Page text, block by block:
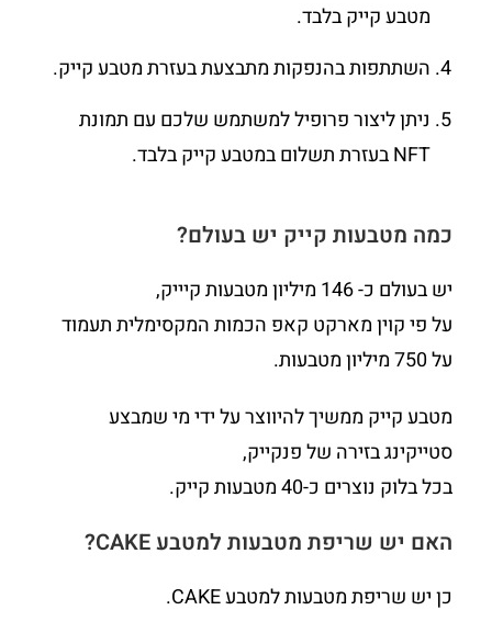
מטבע קייק בלבד.
השתתפות בהנפקות מתבצעת בעזרת מטבע קייק.
ניתן ליצור פרופיל למשתמש שלכם עם תמונת
NFT בעזרת תשלום במטבע קייק בלבד.
כמה מטבעות קייק יש בעולם?
יש בעולם כ- 146 מיליון מטבעות קיייק,
על פי קוין מארקט קאפ הכמות המקסימלית תעמוד
על 750 מיליון מטבעות.
מטבע קייק ממשיך להיווצר על ידי מי שמבצע
סטייקינג בזירה של פנקייק,
בכל בלוק נוצרים כ-40 מטבעות קייק.
האם יש שריפת מטבעות למטבעCAKE
?
כן יש שריפת מטבעות למטבע CAKE.